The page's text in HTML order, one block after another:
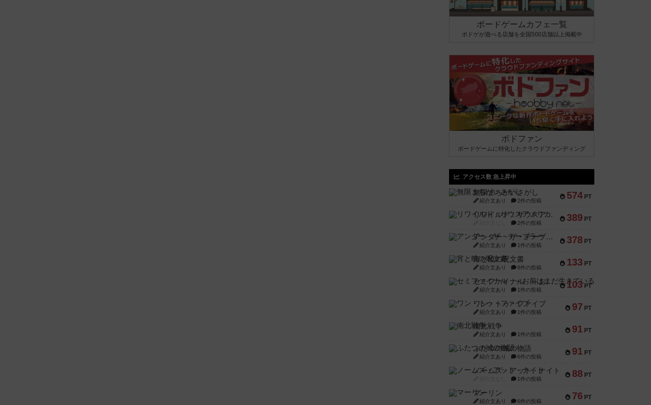
ボードゲームカフェ一覧
ボドゲが遊べる店舗を全国500店舗以上掲載中
ボドファン
ボードゲームに特化したクラウドファンディング
アクセス数 急上昇中
574 PT
無限まちがいさがし
紹介文あり 2件の投稿
389 PT
リワイルド：サウスアメリカ
2件の投稿
378 PT
アンダー・ザ・テーブラー
紹介文あり 1件の投稿
133 PT
宵と暁の呪文書
紹介文あり 8件の投稿
103 PT
セミファイナル ～お前はまだ生きている～
紹介文あり 1件の投稿
97 PT
ワン・トゥ・ファイブ
紹介文あり 1件の投稿
91 PT
南北戦争
紹介文あり 1件の投稿
91 PT
ふたつの城の物語
紹介文あり 6件の投稿
88 PT
ノームズ・アット・ナイト
1件の投稿
76 PT
マーリン
紹介文あり 6件の投稿